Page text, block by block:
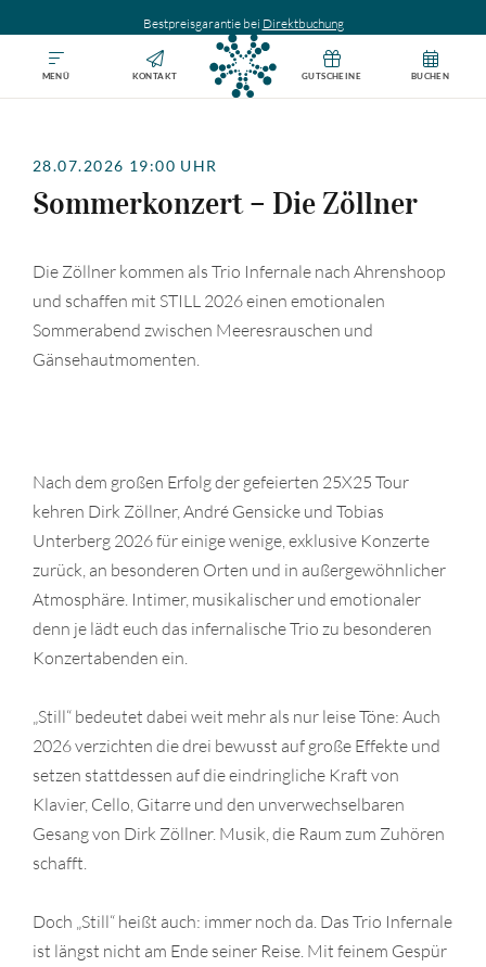
Bestpreisgarantie bei Direktbuchung
MENÜ KONTAKT GUTSCHEINE BUCHEN
28.07.2026 19:00 UHR
Sommerkonzert – Die Zöllner
Die Zöllner kommen als Trio Infernale nach Ahrenshoop
und schaffen mit STILL 2026 einen emotionalen
Sommerabend zwischen Meeresrauschen und
Gänsehautmomenten.
Nach dem großen Erfolg der gefeierten 25X25 Tour
kehren Dirk Zöllner, André Gensicke und Tobias
Unterberg 2026 für einige wenige, exklusive Konzerte
zurück, an besonderen Orten und in außergewöhnlicher
Atmosphäre. Intimer, musikalischer und emotionaler
denn je lädt euch das infernalische Trio zu besonderen
Konzertabenden ein.
„Still“ bedeutet dabei weit mehr als nur leise Töne: Auch
2026 verzichten die drei bewusst auf große Effekte und
setzen stattdessen auf die eindringliche Kraft von
Klavier, Cello, Gitarre und den unverwechselbaren
Gesang von Dirk Zöllner. Musik, die Raum zum Zuhören
schafft.
Doch „Still“ heißt auch: immer noch da. Das Trio Infernale
ist längst nicht am Ende seiner Reise. Mit feinem Gespür